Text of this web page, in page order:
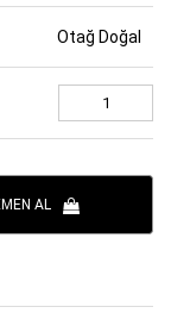
Otağ Doğal
AL